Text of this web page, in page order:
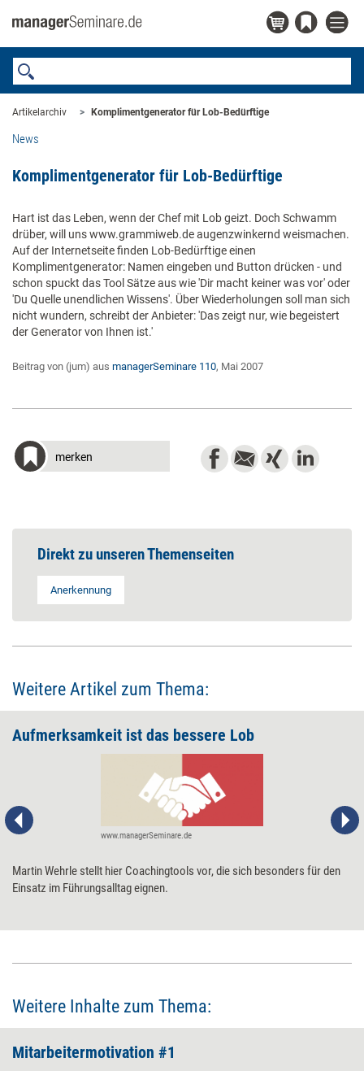
Artikelarchiv Komplimentgenerator für Lob-Bedürftige
News
Komplimentgenerator für Lob-Bedürftige
Hart ist das Leben, wenn der Chef mit Lob geizt. Doch Schwamm
drüber, will uns www.grammiweb.de augenzwinkernd weismachen.
Auf der Internetseite finden Lob-Bedürftige einen
Komplimentgenerator: Namen eingeben und Button drücken - und
schon spuckt das Tool Sätze aus wie 'Dir macht keiner was vor' oder
'Du Quelle unendlichen Wissens'. Über Wiederholungen soll man sich
nicht wundern, schreibt der Anbieter: 'Das zeigt nur, wie begeistert
der Generator von Ihnen ist.'
Beitrag von (jum) aus managerSeminare 110, Mai 2007
merken
Direkt zu unseren Themenseiten
Anerkennung
Weitere Artikel zum Thema:
Aufmerksamkeit ist das bessere Lob
www.managerSeminare.de
Martin Wehrle stellt hier Coachingtools vor, die sich besonders für den
Einsatz im Führungsalltag eignen.
Weitere Inhalte zum Thema:
Mitarbeitermotivation #1